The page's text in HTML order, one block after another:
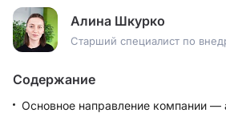
Алина Шкурко
Старший специалист по
Содержание
Основное направление компании